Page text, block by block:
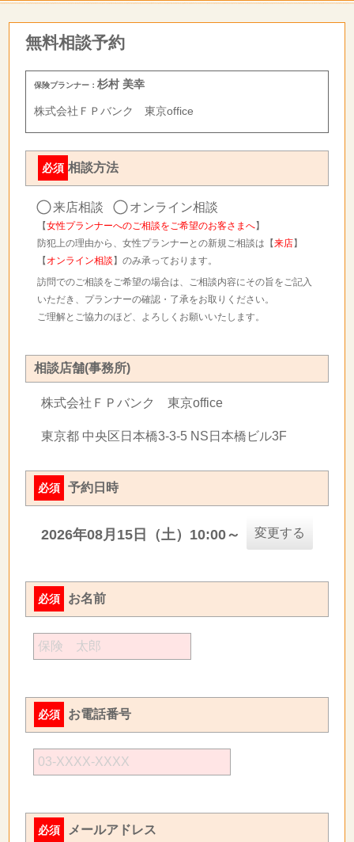
無料相談予約
保険プランナー：杉村 美幸
株式会社ＦＰバンク 東京office
必須 相談方法
来店相談 オンライン相談
【女性プランナーへのご相談をご希望のお客さまへ】
防犯上の理由から、女性プランナーとの新規ご相談は【来店】
【 オンライン相談 】のみ承っております。
訪問でのご相談をご希望の場合は、ご相談内容にその旨をご記入
いただき、プランナーの確認・了承をお取りください。
ご理解とご協力のほど、よろしくお願いいたします。
相談店舗(事務所)
株式会社ＦＰバンク 東京office
東京都 中央区日本橋3-3-5 NS日本橋ビル3F
必須 予約日時
2026年08月15日（土）10:00～ 変更する
必須 お名前
必須 お電話番号
必須 メールアドレス